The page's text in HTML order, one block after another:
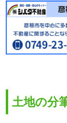
土地の分